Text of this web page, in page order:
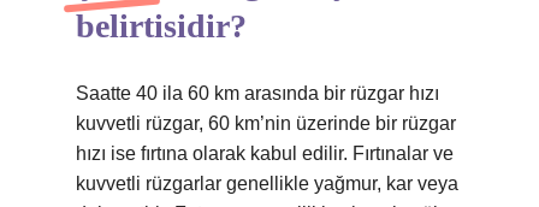
belirtisidir?
Saatte 40 ila 60 km arasında bir rüzgar hızı
kuvvetli rüzgar, 60 km’nin üzerinde bir rüzgar
hızı ise fırtına olarak kabul edilir. Fırtınalar ve
kuvvetli rüzgarlar genellikle yağmur, kar veya